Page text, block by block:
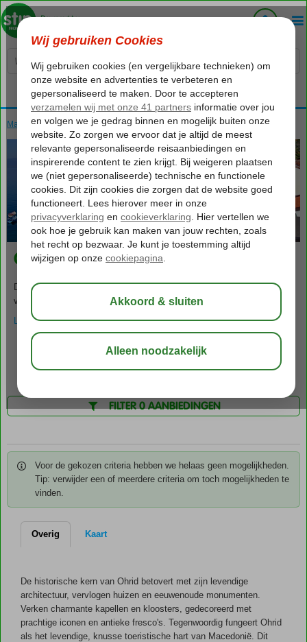
Voelt als thuiskomen...
Macedonië Meer van Ohrid Meer van Ohrid Ohrid-Stad
Ohrid-Stad
De historische kern van Ohrid betovert met zijn levendige architectuur,
vervlogen huizen en eeuwenoude monumenten. Verken charmante
kapellen en kloosters, gedecoreerd met prachtige iconen en antieke
toeristische hart van Macedonië. Dit geldt tevens voor de
kustplaatsen Struga en het schilderachtige Pestani, dat in de nabijheid
van het beroemde klooster van St. Naum ligt. De kustplaatsen rondom
het meer zijn onweerstaanbare bestemmingen voor liefhebbers van
watersport, duiken en zonnebaden.
LEES MEER OVER OHRID-STAD
Over Ohrid-Stad
Foto's & video
FILTER 0 AANBIEDINGEN
Voor de gekozen criteria hebben we helaas geen mogelijkheden.
Tip: verwijder een of meerdere criteria om toch mogelijkheden te
vinden.
Overig Kaart
De historische kern van Ohrid betovert met zijn levendige
architectuur, vervlogen huizen en eeuwenoude monumenten.
Verken charmante kapellen en kloosters, gedecoreerd met
prachtige iconen en antieke fresco's. Tegenwoordig fungeert Ohrid
als het levendige, knusse toeristische hart van Macedonië. Dit